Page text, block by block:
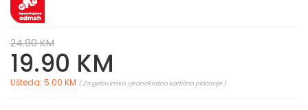
24.90 KM
19.90 KM
Ušteda: 5.00 KM ( Za gotovinsko i jednokratno kartično plaćanje )